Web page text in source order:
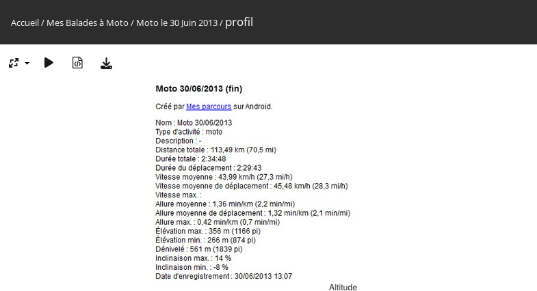
Accueil/ Mes Balades à Moto / Moto le 30 Juin 2013/ profil